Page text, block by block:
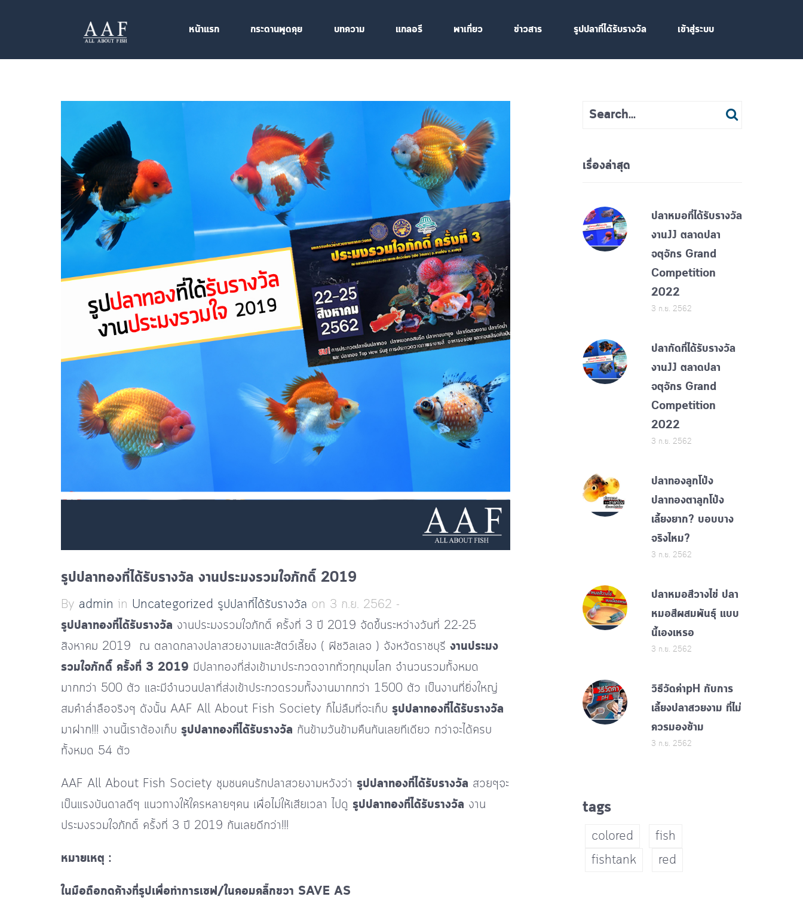
หน้าแรก กระดานพูดคุย บทความ แกลอรี พาเที่ยว ข่าวสาร รูปปลาที่ได้รับรางวัล เข้าสู่ระบบ
รูปปลาทองที่ได้รับรางวัล งานประมงรวมใจภักดิ์ 2019
By admin in Uncategorized รูปปลาที่ได้รับรางวัล on 3 ก.ย. 2562 -
รูปปลาทองที่ได้รับรางวัล งานประมงรวมใจภักดิ์ ครั้งที่ 3 ปี 2019 จัดขึ้นระหว่างวันที่ 22-25
สิงหาคม 2019 ณ ตลาดกลางปลาสวยงามและสัตว์เลี้ยง ( ฟิชวิลเลจ ) จังหวัดราชบุรี งานประมง
รวมใจภักดิ์ ครั้งที่ 3 2019 มีปลาทองที่ส่งเข้ามาประกวดจากทั่วทุกมุมโลก จำนวนรวมทั้งหมด
มากกว่า 500 ตัว และมีจำนวนปลาที่ส่งเข้าประกวดรวมทั้งงานมากกว่า 1500 ตัว เป็นงานที่ยิ่งใหญ่
สมคำล่ำลือจริงๆ ดังนั้น AAF All About Fish Society ก็ไม่ลืมที่จะเก็บ รูปปลาทองที่ได้รับรางวัล
มาฝาก!!! งานนี้เราต้องเก็บ รูปปลาทองที่ได้รับรางวัล กันข้ามวันข้ามคืนกันเลยทีเดียว กว่าจะได้ครบ
ทั้งหมด 54 ตัว
AAF All About Fish Society ชุมชนคนรักปลาสวยงามหวังว่า รูปปลาทองที่ได้รับรางวัล สวยๆจะ
เป็นแรงบันดาลดีๆ แนวทางให้ใครหลายๆคน เพื่อไม่ให้เสียเวลา ไปดู รูปปลาทองที่ได้รับรางวัล งาน
ประมงรวมใจภักดิ์ ครั้งที่ 3 ปี 2019 กันเลยดีกว่า!!!
หมายเหตุ :
ในมือถือกดค้างที่รูปเพื่อทำการเซฟ/ในคอมคลิ๊กขวา SAVE AS
เรื่องล่าสุด
ปลาหมอที่ได้รับรางวัล
งานJJ ตลาดปลา
จตุจักร Grand
Competition
2022
3 ก.ย. 2562
ปลากัดที่ได้รับรางวัล
งานJJ ตลาดปลา
จตุจักร Grand
Competition
2022
3 ก.ย. 2562
ปลาทองลูกโป่ง
ปลาทองตาลูกโป่ง
เลี้ยงยาก? บอบบาง
จริงไหม?
3 ก.ย. 2562
ปลาหมอสีวางไข่ ปลา
หมอสีผสมพันธุ์ แบบ
นี้เองเหรอ
3 ก.ย. 2562
วิธีวัดค่าpH กับการ
เลี้ยงปลาสวยงาม ที่ไม่
ควรมองข้าม
3 ก.ย. 2562
tags
colored
fish
fishtank
red